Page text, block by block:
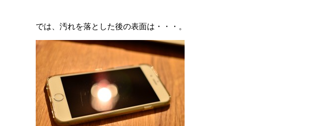
では、汚れを落とした後の表面は・・・。